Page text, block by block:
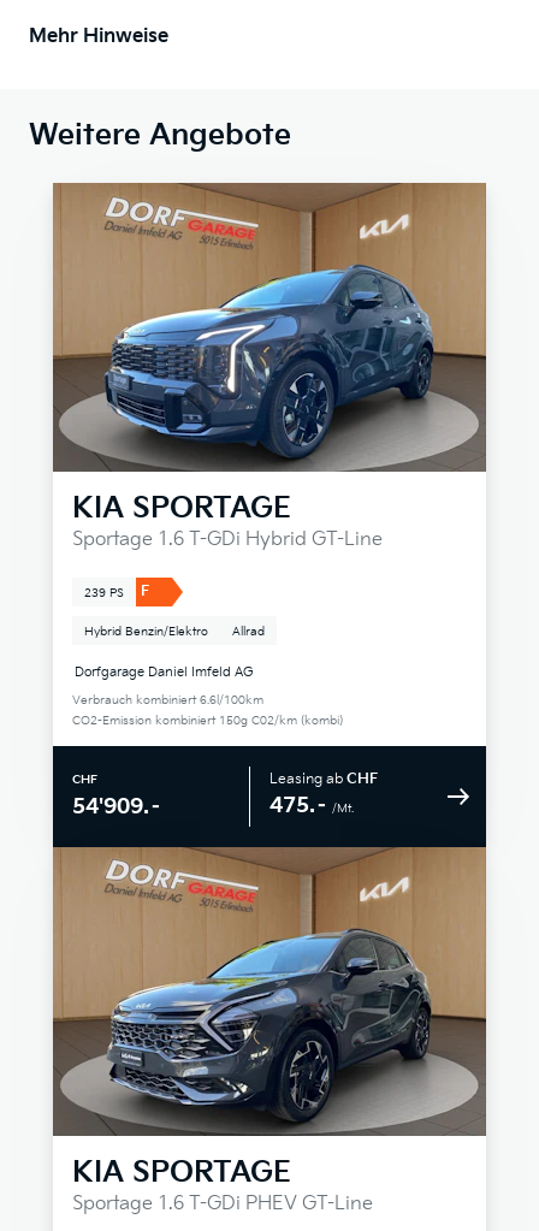
Mehr Hinweise
Weitere Angebote
KIA SPORTAGE
Sportage 1.6 T-GDi Hybrid GT-Line
239 PS F
Hybrid Benzin/Elektro Allrad
Dorfgarage Daniel Imfeld AG
Verbrauch kombiniert 6.6l/100km
CO2-Emission kombiniert 150g C02/km (kombi)
CHF
54'909.–
Leasing ab CHF
475.– /Mt.
KIA SPORTAGE
Sportage 1.6 T-GDi PHEV GT-Line